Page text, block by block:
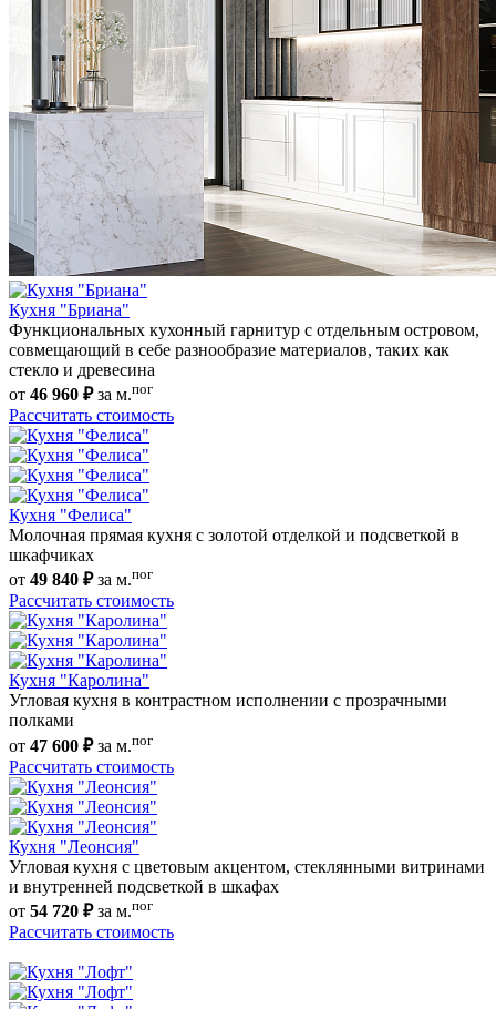
Кухня "Бриана"
Функциональных кухонный гарнитур с отдельным островом,
совмещающий в себе разнообразие материалов, таких как
стекло и древесина
от 46 960 ₽за м.пог
Рассчитать стоимость
Кухня "Фелиса"
Молочная прямая кухня с золотой отделкой и подсветкой в
шкафчиках
от 49 840 ₽за м.пог
Рассчитать стоимость
Кухня "Каролина"
Угловая кухня в контрастном исполнении с прозрачными
полками
от 47 600 ₽за м.пог
Рассчитать стоимость
Кухня "Леонсия"
Угловая кухня с цветовым акцентом, стеклянными витринами
и внутренней подсветкой в шкафах
от 54 720 ₽за м.пог
Рассчитать стоимость